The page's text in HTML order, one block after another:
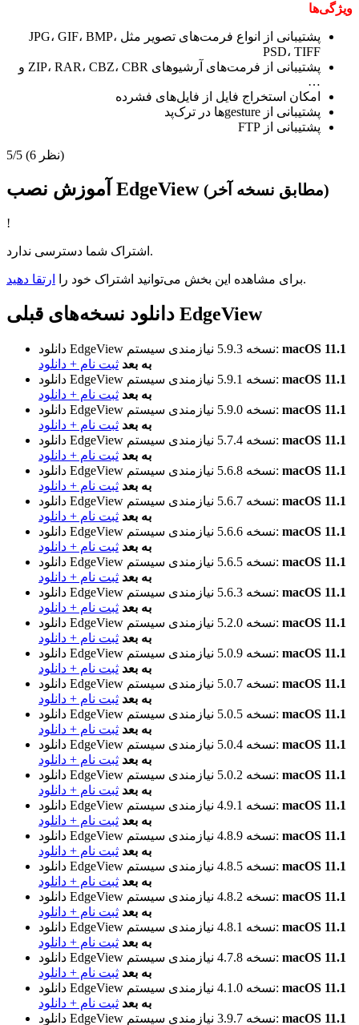
ویژگی‌ها
پشتیبانی از انواع فرمت‌های تصویر مثل JPG، GIF، BMP،
PSD، TIFF
پشتیبانی از فرمت‌های آرشیو‌های ZIP، RAR، CBZ، CBR و
…
امکان استخراج فایل از فایل‌های فشرده
پشتیبانی از gestureها در ترک‌پد
پشتیبانی از FTP
5/5 (6 نظر)
آموزش نصب EdgeView (مطابق نسخه آخر)
!
اشتراک شما دسترسی ندارد.
برای مشاهده این بخش می‌توانید اشتراک خود را ارتقا دهید .
دانلود نسخه‌های قبلی EdgeView
دانلود EdgeView نسخه 5.9.3نیازمندی سیستم: macOS 11.1
به بعد ثبت نام + دانلود
دانلود EdgeView
نسخه 5.9.1نیازمندی سیستم: macOS 11.1
به بعد ثبت نام + دانلود
دانلود EdgeView
نسخه 5.9.0نیازمندی سیستم: macOS 11.1
به بعد ثبت نام + دانلود
دانلود EdgeView
نسخه 5.7.4نیازمندی سیستم: macOS 11.1
به بعد ثبت نام + دانلود
دانلود EdgeView
نسخه 5.6.8نیازمندی سیستم: macOS 11.1
به بعد ثبت نام + دانلود
دانلود EdgeView
نسخه 5.6.7نیازمندی سیستم: macOS 11.1
به بعد ثبت نام + دانلود
دانلود EdgeView
نسخه 5.6.6نیازمندی سیستم: macOS 11.1
به بعد ثبت نام + دانلود
دانلود EdgeView
نسخه 5.6.5نیازمندی سیستم: macOS 11.1
به بعد ثبت نام + دانلود
دانلود EdgeView
نسخه 5.6.3نیازمندی سیستم: macOS 11.1
به بعد ثبت نام + دانلود
دانلود EdgeView
نسخه 5.2.0نیازمندی سیستم: macOS 11.1
به بعد ثبت نام + دانلود
دانلود EdgeView
نسخه 5.0.9نیازمندی سیستم: macOS 11.1
به بعد ثبت نام + دانلود
دانلود EdgeView
نسخه 5.0.7نیازمندی سیستم: macOS 11.1
به بعد ثبت نام + دانلود
دانلود EdgeView
نسخه 5.0.5نیازمندی سیستم: macOS 11.1
به بعد ثبت نام + دانلود
دانلود EdgeView
نسخه 5.0.4نیازمندی سیستم: macOS 11.1
به بعد ثبت نام + دانلود
دانلود EdgeView
نسخه 5.0.2نیازمندی سیستم: macOS 11.1
به بعد ثبت نام + دانلود
دانلود EdgeView
نسخه 4.9.1نیازمندی سیستم: macOS 11.1
به بعد ثبت نام + دانلود
دانلود EdgeView
نسخه 4.8.9نیازمندی سیستم: macOS 11.1
به بعد ثبت نام + دانلود
دانلود EdgeView
نسخه 4.8.5نیازمندی سیستم: macOS 11.1
به بعد ثبت نام + دانلود
دانلود EdgeView
نسخه 4.8.2نیازمندی سیستم: macOS 11.1
به بعد ثبت نام + دانلود
دانلود EdgeView
نسخه 4.8.1نیازمندی سیستم: macOS 11.1
به بعد ثبت نام + دانلود
دانلود EdgeView
نسخه 4.7.8نیازمندی سیستم: macOS 11.1
به بعد ثبت نام + دانلود
دانلود EdgeView
نسخه 4.1.0نیازمندی سیستم: macOS 11.1
به بعد ثبت نام + دانلود
دانلود EdgeView
نسخه 3.9.7نیازمندی سیستم: macOS 11.1